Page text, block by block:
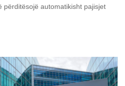
përditësojë automatikisht pajisjet